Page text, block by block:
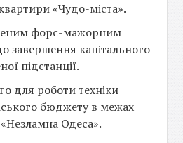
«Чудо-міста».
форс-мажорним
завершення капітального
підстанції.
для роботи техніки
бюджету в межах
Одеса».